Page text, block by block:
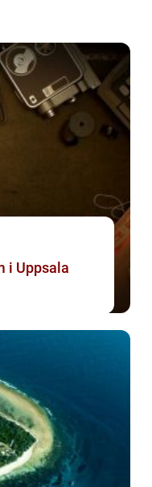
i Uppsala